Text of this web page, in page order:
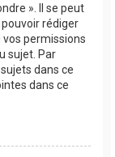
». Il se peut
rédiger
permissions
sujet. Par
dans ce
dans ce